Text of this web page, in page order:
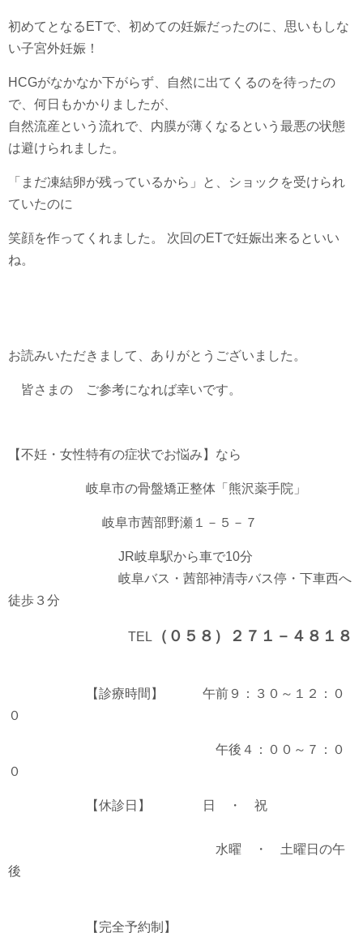
初めてとなるETで、初めての妊娠だったのに、思いもしな
い子宮外妊娠！
HCGがなかなか下がらず、自然に出てくるのを待ったの
で、何日もかかりましたが、
自然流産という流れで、内膜が薄くなるという最悪の状態
は避けられました。
「まだ凍結卵が残っているから」と、ショックを受けられ
ていたのに
笑顔を作ってくれました。 次回のETで妊娠出来るといい
ね。
お読みいただきまして、ありがとうございました。
皆さまの ご参考になれば幸いです。
【不妊・女性特有の症状でお悩み】なら
岐阜市の骨盤矯正整体「熊沢薬手院」
岐阜市茜部野瀬１－５－７
JR岐阜駅から車で10分
岐阜バス・茜部神清寺バス停・下車西へ
徒歩３分
TEL （０５８）２７１－４８１８
【診療時間】 午前９：３０～１２：０
０
午後４：００～７：０
０
【休診日】 日 ・ 祝
水曜 ・ 土曜日の午
後
【完全予約制】